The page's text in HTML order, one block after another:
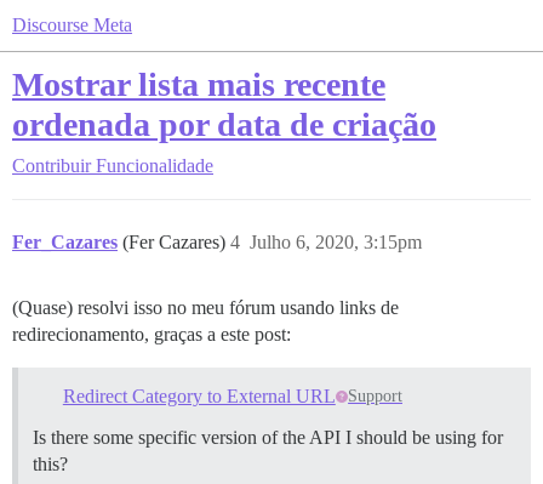
Discourse Meta
Mostrar lista mais recente
ordenada por data de criação
Contribuir Funcionalidade
Fer_Cazares (Fer Cazares) Julho 6, 2020, 3:15pm
4
(Quase) resolvi isso no meu fórum usando links de
redirecionamento, graças a este post:
Redirect Category to External URL Support
Is there some specific version of the API I should be using for
this?